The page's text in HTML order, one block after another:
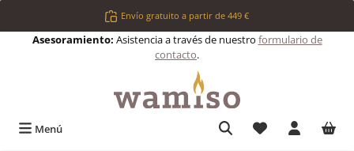
Saltar al contenido principalEnvío gratuito a partir de 449 €
Asesoramiento: Asistencia a través de nuestro formulario de
contacto.
Menú Tienes 0